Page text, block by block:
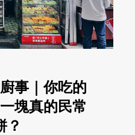
事｜你吃的
塊真的民常
？